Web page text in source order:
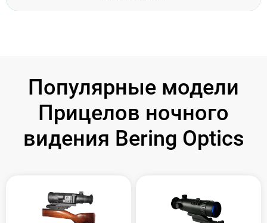
Популярные модели
Прицелов ночного
видения Bering Optics